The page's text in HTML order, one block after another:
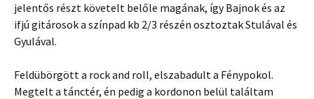
jelentős részt követelt belőle magának, így Bajnok és az
ifjú gitárosok a színpad kb 2/3 részén osztoztak Stulával és
Gyulával.
Feldübörgött a rock and roll, elszabadult a Fénypokol.
Megtelt a tánctér, én pedig a kordonon belül találtam